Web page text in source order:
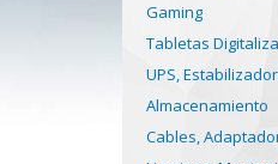
Gaming
Tabletas
UPS,
Almacenamiento
Cables,